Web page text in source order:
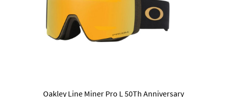
Oakley Line Miner Pro L 50Th Anniversary